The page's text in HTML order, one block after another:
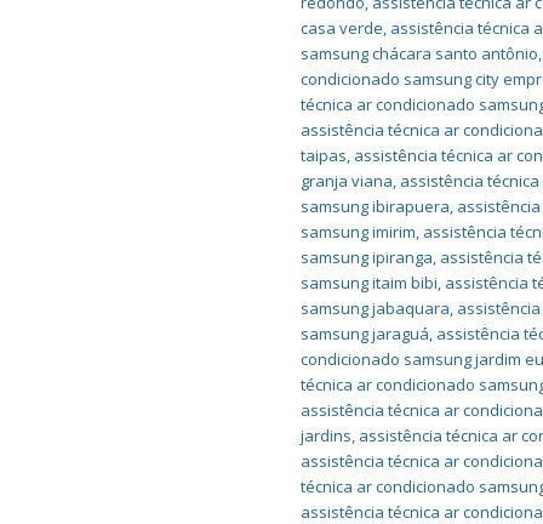
casa verde, assistência técnica
samsung chácara santo antônio
condicionado samsung city
técnica ar condicionado
assistência técnica ar
taipas, assistência técnica ar
granja viana, assistência
samsung ibirapuera,
samsung imirim, assistência
samsung ipiranga, assistência
samsung itaim bibi, assistência
samsung jabaquara,
samsung jaraguá, assistência
condicionado samsung jardim
técnica ar condicionado
assistência técnica ar
jardins, assistência técnica ar
assistência técnica ar
técnica ar condicionado
assistência técnica ar